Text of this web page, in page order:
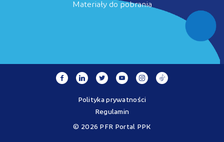
Materiały do pobrania
© 2026 PFR Portal PPK
Polityka prywatności
Regulamin